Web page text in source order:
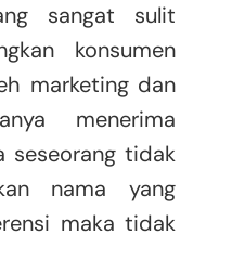
sangat sulit
konsumen
marketing dan
menerima
seseorang tidak
nama yang
maka tidak